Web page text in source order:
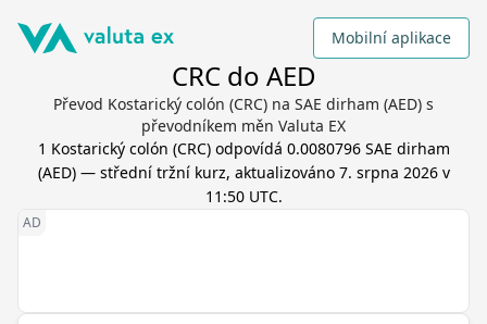
Mobilní aplikace
CRC do AED
Převod Kostarický colón (CRC) na SAE dirham (AED) s
převodníkem měn Valuta EX
1 Kostarický colón (CRC) odpovídá 0.0080796 SAE dirham
(AED) — střední tržní kurz, aktualizováno 7. srpna 2026 v
11:50 UTC.